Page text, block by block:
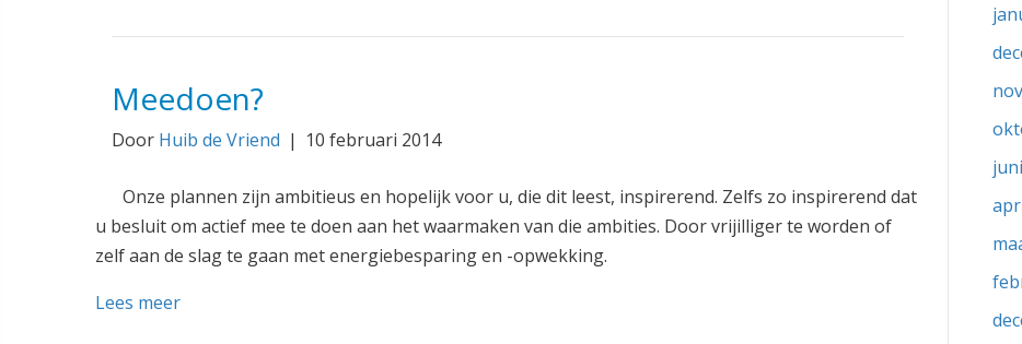
Meedoen?
Door Huib de Vriend | 10 februari 2014
Onze plannen zijn ambitieus en hopelijk voor u, die dit leest, inspirerend. Zelfs zo inspirerend dat
u besluit om actief mee te doen aan het waarmaken van die ambities. Door vrijilliger te worden of
zelf aan de slag te gaan met energiebesparing en -opwekking.
Lees meer